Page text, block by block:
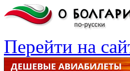
Перейти на